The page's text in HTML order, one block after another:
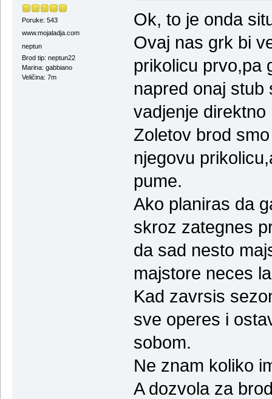
Poruke: 543
www.mojaladja.com
neptun
Brod tip: neptun22
Marina: gabbiano
Veličina: 7m
Ok, to je onda
Ovaj nas grk bi
prikolicu prvo,pa
napred onaj stub
vadjenje direktno
Zoletov brod
njegovu
pume.
Ako planiras da
skroz zategnes
da sad nesto
majstore neces
Kad zavrsis
sve operes i
sobom.
Ne znam koliko
A dozvola za